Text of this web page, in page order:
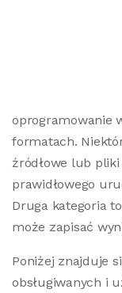
oprogramowanie
formatach.
źródłowe lub
prawidłowego
Druga kategoria
może zapisać
Poniżej znajduje
obsługiwanych i